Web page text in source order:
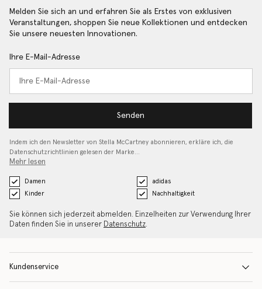
Melden Sie sich an und erfahren Sie als Erstes von exklusiven
Veranstaltungen, shoppen Sie neue Kollektionen und entdecken
Sie unsere neuesten Innovationen.
Ihre E-Mail-Adresse
Senden
Indem ich den Newsletter von Stella McCartney abonnieren, erkläre ich, die
Datenschutzrichtlinien gelesen der Marke…
Mehr lesen
Damen
adidas
Kinder
Nachhaltigkeit
Sie können sich jederzeit abmelden. Einzelheiten zur Verwendung Ihrer
Daten finden Sie in unserer Datenschutz.
Kundenservice